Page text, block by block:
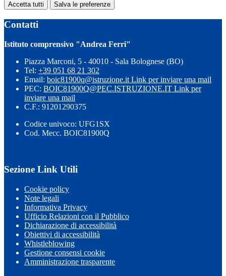
Accetta tutti Salva le preferenze
Contatti
Istituto comprensivo "Andrea Ferri"
Piazza Marconi, 5 - 40010 - Sala Bolognese (BO)
Tel: +39 051 68 21 302
Email: boic81900q@istruzione.it Link per inviare una mail
PEC: BOIC81900Q@PEC.ISTRUZIONE.IT Link per
inviare una mail
C.F.: 91201290375
Codice univoco: UFG1SX
Cod. Mecc. BOIC81900Q
Sezione Link Utili
Cookie policy
Note legali
Informativa Privacy
Ufficio Relazioni con il Pubblico
Dichiarazione di accessibilità
Obiettivi di accessibilità
Whistleblowing
Gestione consensi cookie
Amministrazione trasparente